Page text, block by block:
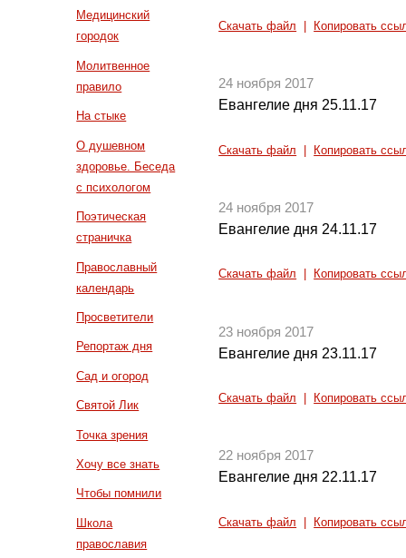
Медицинский
городок
Молитвенное
правило
На стыке
О душевном
здоровье. Беседа
с психологом
Поэтическая
страничка
Православный
календарь
Просветители
Репортаж дня
Сад и огород
Святой Лик
Точка зрения
Хочу все знать
Чтобы помнили
Школа
православия
Скачать файл Копировать
24 ноября 2017
Евангелие дня 25.11.17
Скачать файл Копировать
24 ноября 2017
Евангелие дня 24.11.17
Скачать файл Копировать
23 ноября 2017
Евангелие дня 23.11.17
Скачать файл Копировать
22 ноября 2017
Евангелие дня 22.11.17
Скачать файл Копировать